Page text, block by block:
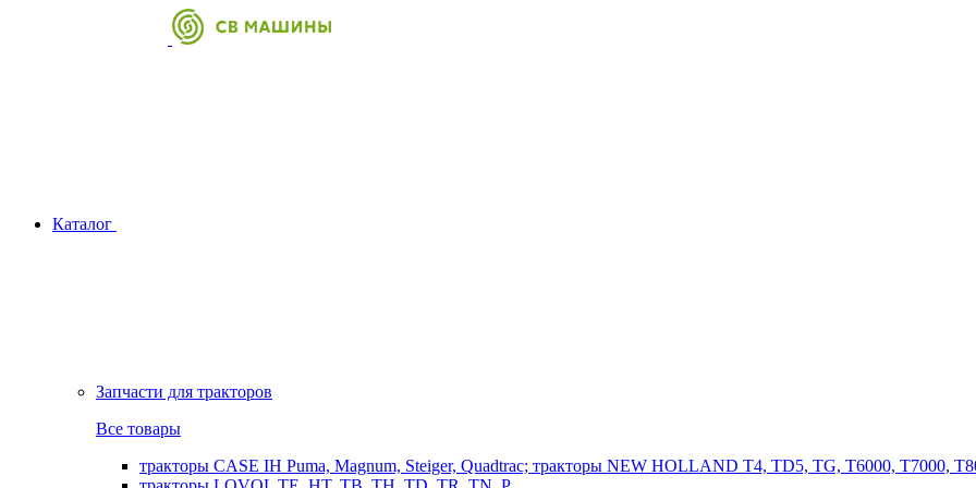
Каталог
Запчасти для тракторов
Все товары
тракторы CASE IH Puma, Magnum, Steiger, Quadtrac; тракторы NEW HOLLAND T4, TD5, TG, T6000, T7000,